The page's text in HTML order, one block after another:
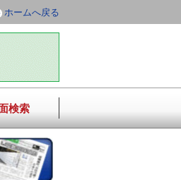
ホームへ戻る
検索